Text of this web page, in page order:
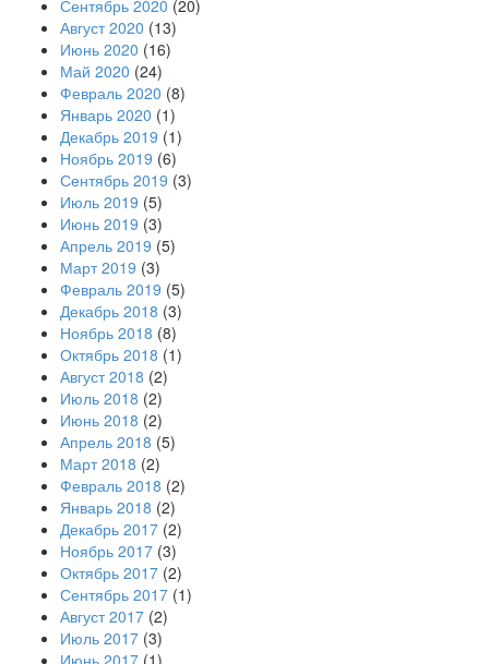
Сентябрь 2020 (20)
Август 2020 (13)
Июнь 2020 (16)
Май 2020 (24)
Февраль 2020 (8)
Январь 2020 (1)
Декабрь 2019 (1)
Ноябрь 2019 (6)
Сентябрь 2019 (3)
Июль 2019 (5)
Июнь 2019 (3)
Апрель 2019 (5)
Март 2019 (3)
Февраль 2019 (5)
Декабрь 2018 (3)
Ноябрь 2018 (8)
Октябрь 2018 (1)
Август 2018 (2)
Июль 2018 (2)
Июнь 2018 (2)
Апрель 2018 (5)
Март 2018 (2)
Февраль 2018 (2)
Январь 2018 (2)
Декабрь 2017 (2)
Ноябрь 2017 (3)
Октябрь 2017 (2)
Сентябрь 2017 (1)
Август 2017 (2)
Июль 2017 (3)
Июнь 2017 (1)